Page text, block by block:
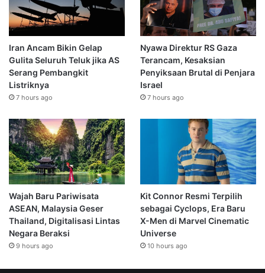
Iran Ancam Bikin Gelap
Gulita Seluruh Teluk jika AS
Serang Pembangkit
Listriknya
7 hours ago
Nyawa Direktur RS Gaza
Terancam, Kesaksian
Penyiksaan Brutal di Penjara
Israel
7 hours ago
Wajah Baru Pariwisata
ASEAN, Malaysia Geser
Thailand, Digitalisasi Lintas
Negara Beraksi
9 hours ago
Kit Connor Resmi Terpilih
sebagai Cyclops, Era Baru
X-Men di Marvel Cinematic
Universe
10 hours ago